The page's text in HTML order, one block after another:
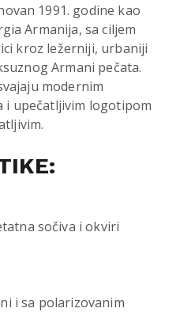
1991. godine kao
Armanija, sa ciljem
kroz ležerniji, urbaniji
Armani pečata.
modernim
i upečatljivim logotipom
sočiva i okviri
i sa polarizovanim